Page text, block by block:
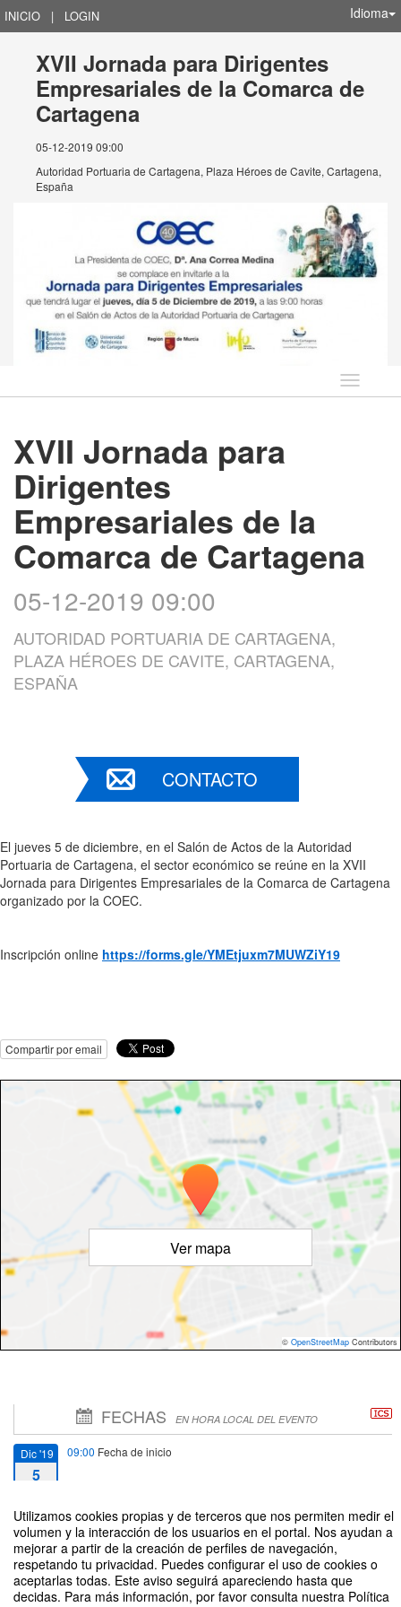
Utilizamos cookies propias y de terceros que nos permiten medir el
volumen y la interacción de los usuarios en el portal. Nos ayudan a
mejorar a partir de la creación de perfiles de navegación,
respetando tu privacidad. Puedes configurar el uso de cookies o
aceptarlas todas. Este aviso seguirá apareciendo hasta que
decidas. Para más información, por favor consulta nuestra Política
INICIO | LOGIN Idioma
XVII Jornada para Dirigentes
Empresariales de la Comarca de
Cartagena
05-12-2019 09:00
Autoridad Portuaria de Cartagena, Plaza Héroes de Cavite, Cartagena,
España
Idioma
XVII Jornada para
Dirigentes
Empresariales de la
Comarca de Cartagena
05-12-2019 09:00
AUTORIDAD PORTUARIA DE CARTAGENA,
PLAZA HÉROES DE CAVITE, CARTAGENA,
ESPAÑA
CONTACTO
El jueves 5 de diciembre, en el Salón de Actos de la Autoridad
Portuaria de Cartagena, el sector económico se reúne en la XVII
Jornada para Dirigentes Empresariales de la Comarca de Cartagena
organizado por la COEC.
Inscripción online https://forms.gle/YMEtjuxm7MUWZiY19
Compartir por email
Ver mapa
© OpenStreetMap Contributors
FECHAS EN HORA LOCAL DEL EVENTO
Dic '19
5
09:00 Fecha de inicio
Dic '19
5
13:00Fecha de fin